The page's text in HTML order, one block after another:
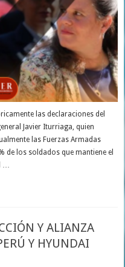
las declaraciones del
Javier Iturriaga, quien
las Fuerzas Armadas
de los soldados que mantiene el
…
Y ALIANZA
Y HYUNDAI